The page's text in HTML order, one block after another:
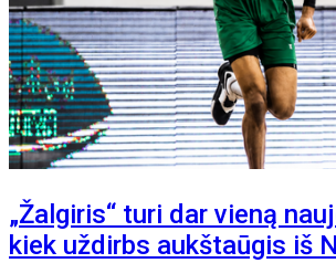
„Žalgiris“ turi dar vieną
kiek uždirbs aukštaūgis iš